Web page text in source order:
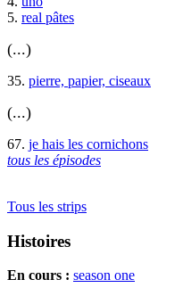
5. real pâtes
(...)
35. pierre, papier, ciseaux
(...)
67. je hais les cornichons
tous les épisodes
Tous les strips
Histoires
En cours : season one